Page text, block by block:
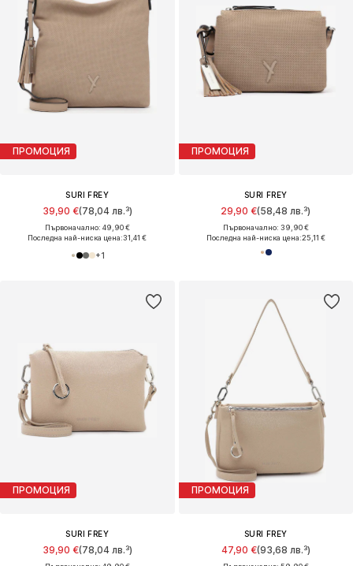
ПРОМОЦИЯ
SURI FREY
39,90 €(78,04 лв.³)
Първоначално: 49,90 €
Последна най-ниска цена:31,41 €
+1
ПРОМОЦИЯ
SURI FREY
29,90 €(58,48 лв.³)
Първоначално: 39,90 €
Последна най-ниска цена:25,11 €
ПРОМОЦИЯ
SURI FREY
39,90 €(78,04 лв.³)
ПРОМОЦИЯ
SURI FREY
47,90 €(93,68 лв.³)